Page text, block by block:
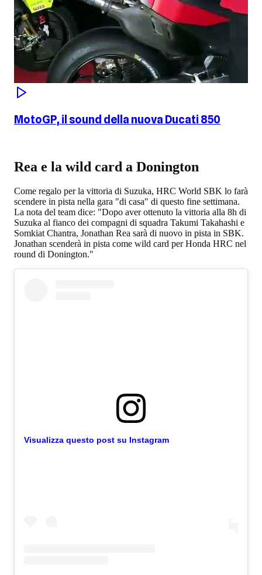
MotoGP, il sound della nuova Ducati 850
Rea e la wild card a Donington
Come regalo per la vittoria di Suzuka, HRC World SBK lo farà
scendere in pista nella gara "di casa" di questo fine settimana.
La nota del team dice: "Dopo aver ottenuto la vittoria alla 8h di
Suzuka al fianco dei compagni di squadra Takumi Takahashi e
Somkiat Chantra, Jonathan Rea sarà di nuovo in pista in SBK.
Jonathan scenderà in pista come wild card per Honda HRC nel
round di Donington."
Visualizza questo post su Instagram